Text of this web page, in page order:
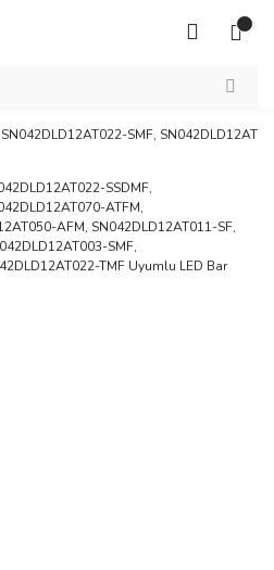
SN042DLD12AT022-SMF,